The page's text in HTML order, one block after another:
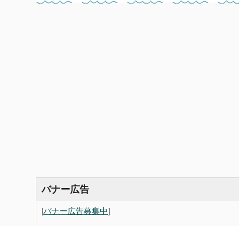
バナー広告
[バナー広告募集中]